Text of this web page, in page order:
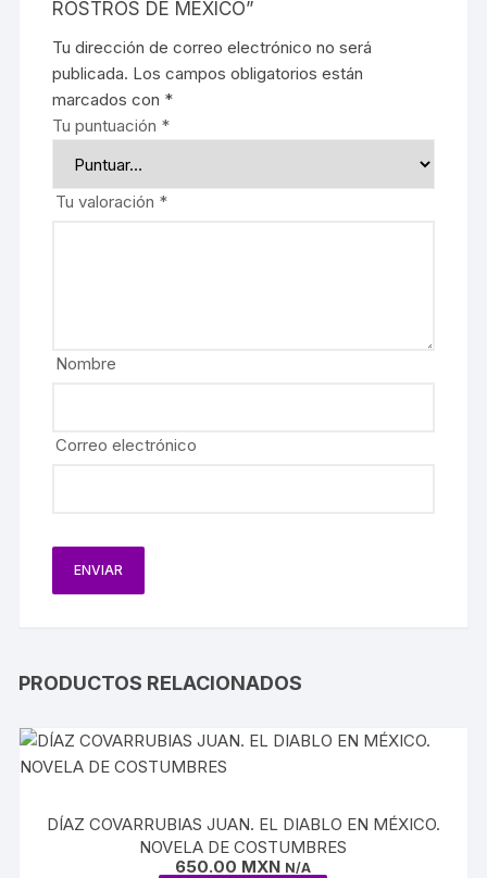
ROSTROS DE MÉXICO”
Tu dirección de correo electrónico no será
publicada. Los campos obligatorios están
marcados con *
Tu puntuación *
Tu valoración *
Nombre
Correo electrónico
PRODUCTOS RELACIONADOS
DÍAZ COVARRUBIAS JUAN. EL DIABLO EN MÉXICO.
NOVELA DE COSTUMBRES
650.00 MXN N/A